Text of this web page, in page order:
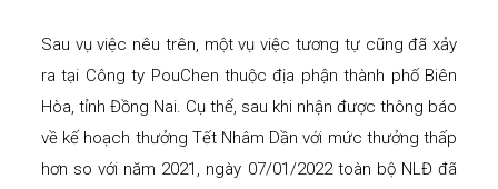
Sau vụ việc nêu trên, một vụ việc tương tự cũng đã xảy
ra tại Công ty PouChen thuộc địa phận thành phố Biên
Hòa, tỉnh Đồng Nai. Cụ thể, sau khi nhận được thông báo
về kế hoạch thưởng Tết Nhâm Dần với mức thưởng thấp
hơn so với năm 2021, ngày 07/01/2022 toàn bộ NLĐ đã